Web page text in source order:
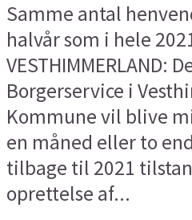
Samme antal
halvår som i hele
VESTHIMMERLAND:
Borgerservice i
Kommune vil blive
en måned eller to
tilbage til 2021
oprettelse af...